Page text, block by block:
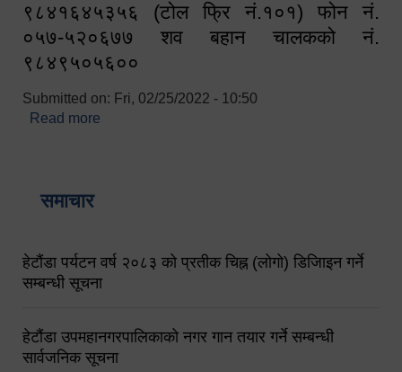
९८४१६४५३५६ (टोल फ्रि नं.१०१) फोन नं.
०५७-५२०६७७ शव बहान चालकको नं.
९८४९५०५६००
Submitted on: Fri, 02/25/2022 - 10:50
Read more
समाचार
हेटौंडा पर्यटन वर्ष २०८३ को प्रतीक चिह्न (लोगो) डिजिाइन गर्ने
सम्बन्धी सूचना
हेटौंडा उपमहानगरपालिकाको नगर गान तयार गर्ने सम्बन्धी
सार्वजनिक सूचना